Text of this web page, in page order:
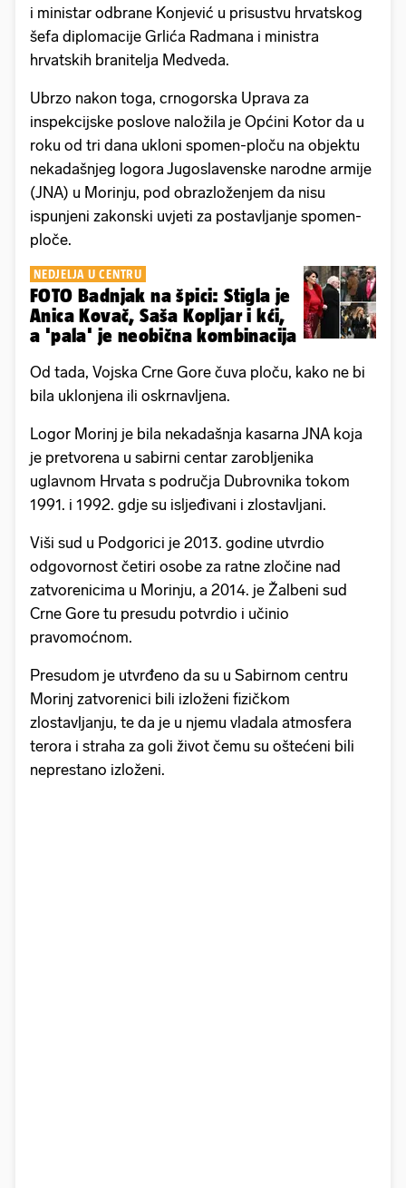
i ministar odbrane Konjević u prisustvu hrvatskog
šefa diplomacije Grlića Radmana i ministra
hrvatskih branitelja Medveda.
Ubrzo nakon toga, crnogorska Uprava za
inspekcijske poslove naložila je Općini Kotor da u
roku od tri dana ukloni spomen-ploču na objektu
nekadašnjeg logora Jugoslavenske narodne armije
(JNA) u Morinju, pod obrazloženjem da nisu
ispunjeni zakonski uvjeti za postavljanje spomen-
ploče.
NEDJELJA U CENTRU
FOTO Badnjak na špici: Stigla je
Anica Kovač, Saša Kopljar i kći,
a 'pala' je neobična kombinacija
Od tada, Vojska Crne Gore čuva ploču, kako ne bi
bila uklonjena ili oskrnavljena.
Logor Morinj je bila nekadašnja kasarna JNA koja
je pretvorena u sabirni centar zarobljenika
uglavnom Hrvata s područja Dubrovnika tokom
1991. i 1992. gdje su isljeđivani i zlostavljani.
Viši sud u Podgorici je 2013. godine utvrdio
odgovornost četiri osobe za ratne zločine nad
zatvorenicima u Morinju, a 2014. je Žalbeni sud
Crne Gore tu presudu potvrdio i učinio
pravomoćnom.
Presudom je utvrđeno da su u Sabirnom centru
Morinj zatvorenici bili izloženi fizičkom
zlostavljanju, te da je u njemu vladala atmosfera
terora i straha za goli život čemu su oštećeni bili
neprestano izloženi.